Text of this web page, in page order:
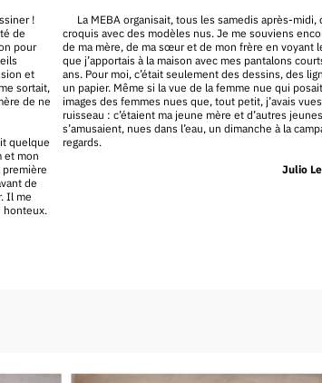
!
de
pour
et
sortait,
de ne
quelque
et mon
première
de
Il me
honteux.
La MEBA organisait, tous les samedis après-midi,
croquis avec des modèles nus. Je me souviens
de ma mère, de ma sœur et de mon frère en voyant
que j’apportais à la maison avec mes pantalons
ans. Pour moi, c’était seulement des dessins, des
un papier. Même si la vue de la femme nue qui
images des femmes nues que, tout petit, j’avais
ruisseau : c’étaient ma jeune mère et d’autres
s’amusaient, nues dans l’eau, un dimanche à la
regards.
Julio